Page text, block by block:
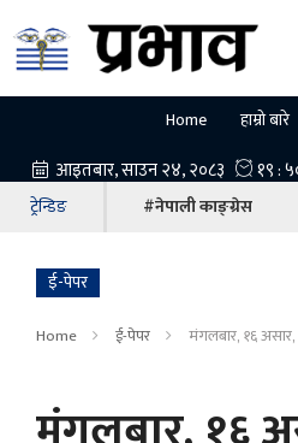
Home हाम्रो बारे
ट्रेन्डिङ #नेपाली काङ्ग्रेस
ई-पेपर
Home ई-पेपर मंगलबार, १६